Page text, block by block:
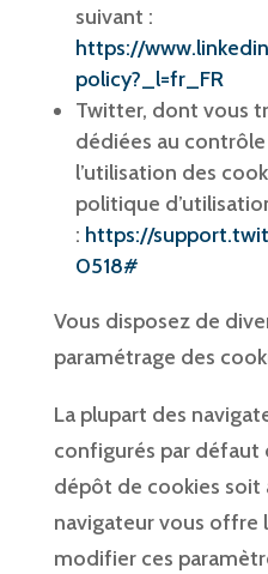
suivant :
https://
policy?_l=fr_FR
Twitter, dont vous
dédiées au
l’utilisation des
politique
: https://
0518#
Vous disposez de
paramétrage des
La plupart des
configurés par défaut
dépôt de cookies soit
navigateur vous offre
modifier ces